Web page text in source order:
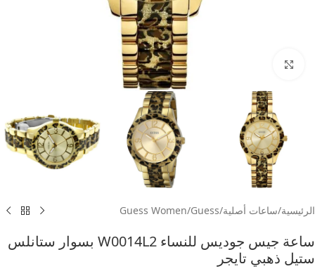
الرئيسية/ساعات أصلية/
Guess
/
Guess Women
ساعة جيس جوديس للنساء W0014L2 بسوار ستانلس
ستيل ذهبي تايجر